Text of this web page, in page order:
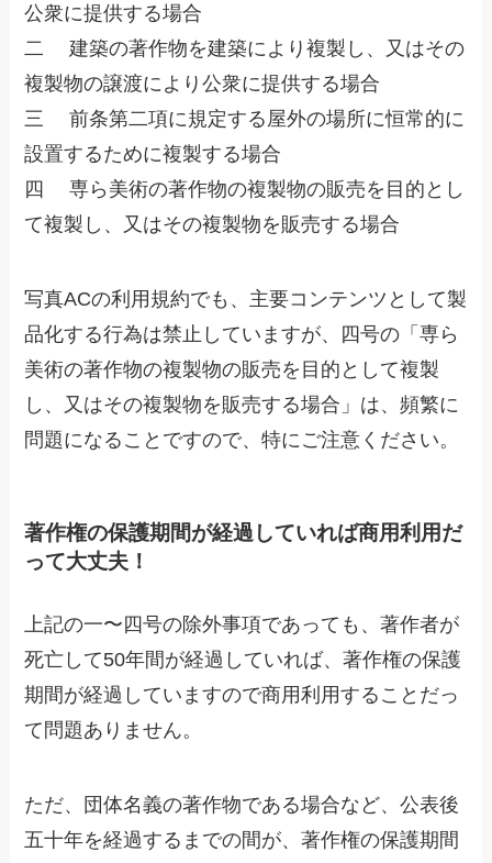
公衆に提供する場合
二 建築の著作物を建築により複製し、又はその
複製物の譲渡により公衆に提供する場合
三 前条第二項に規定する屋外の場所に恒常的に
設置するために複製する場合
四 専ら美術の著作物の複製物の販売を目的とし
て複製し、又はその複製物を販売する場合
写真ACの利用規約でも、主要コンテンツとして製
品化する行為は禁止していますが、四号の「専ら
美術の著作物の複製物の販売を目的として複製
し、又はその複製物を販売する場合」は、頻繁に
問題になることですので、特にご注意ください。
著作権の保護期間が経過していれば商用利用だ
って大丈夫！
上記の一〜四号の除外事項であっても、著作者が
死亡して50年間が経過していれば、著作権の保護
期間が経過していますので商用利用することだっ
て問題ありません。
ただ、団体名義の著作物である場合など、公表後
五十年を経過するまでの間が、著作権の保護期間